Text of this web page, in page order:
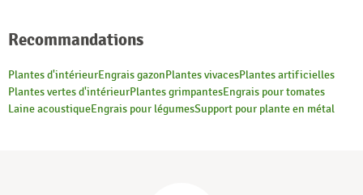
Recommandations
Plantes d'intérieurEngrais gazonPlantes vivacesPlantes artificielles
Plantes vertes d'intérieurPlantes grimpantesEngrais pour tomates
Laine acoustiqueEngrais pour légumesSupport pour plante en métal